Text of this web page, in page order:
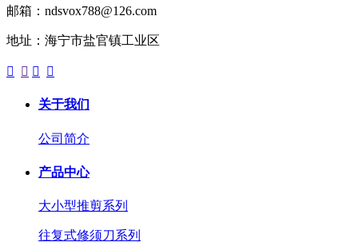
邮箱：ndsvox788@126.com
地址：海宁市盐官镇工业区
   
关于我们
公司简介
产品中心
大小型推剪系列
往复式修须刀系列